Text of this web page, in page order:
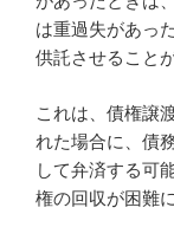
は重過失があっ
供託させること
これは、債権譲
れた場合に、債
して弁済する可
権の回収が困難